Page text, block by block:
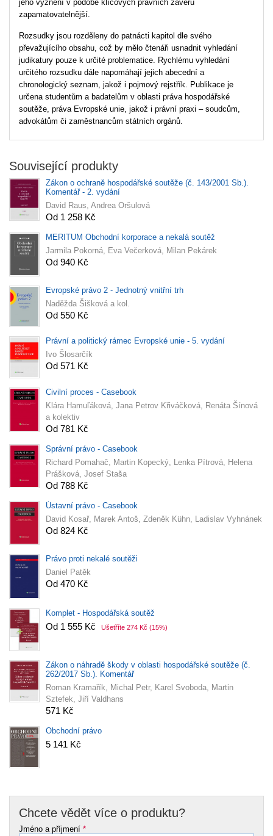
jeho vyznění v podobě klíčových právních závěrů
zapamatovatelnější.
Rozsudky jsou rozděleny do patnácti kapitol dle svého
převažujícího obsahu, což by mělo čtenáři usnadnit vyhledání
judikatury pouze k určité problematice. Rychlému vyhledání
určitého rozsudku dále napomáhají jejich abecední a
chronologický seznam, jakož i pojmový rejstřík. Publikace je
určena studentům a badatelům v oblasti práva hospodářské
soutěže, práva Evropské unie, jakož i právní praxi – soudcům,
advokátům či zaměstnancům státních orgánů.
Související produkty
Zákon o ochraně hospodářské soutěže (č. 143/2001 Sb.).
Komentář - 2. vydání
David Raus, Andrea Oršulová
Od 1 258 Kč
MERITUM Obchodní korporace a nekalá soutěž
Jarmila Pokorná, Eva Večerková, Milan Pekárek
Od 940 Kč
Evropské právo 2 - Jednotný vnitřní trh
Naděžda Šišková a kol.
Od 550 Kč
Právní a politický rámec Evropské unie - 5. vydání
Ivo Šlosarčík
Od 571 Kč
Civilní proces - Casebook
Klára Hamuľáková, Jana Petrov Křiváčková, Renáta Šínová
a kolektiv
Od 781 Kč
Správní právo - Casebook
Richard Pomahač, Martin Kopecký, Lenka Pítrová, Helena
Prášková, Josef Staša
Od 788 Kč
Ústavní právo - Casebook
David Kosař, Marek Antoš, Zdeněk Kühn, Ladislav Vyhnánek
Od 824 Kč
Právo proti nekalé soutěži
Daniel Patěk
Od 470 Kč
Komplet - Hospodářská soutěž
Od 1 555 Kč Ušetříte 274 Kč (15%)
Zákon o náhradě škody v oblasti hospodářské soutěže (č.
262/2017 Sb.). Komentář
Roman Kramařík, Michal Petr, Karel Svoboda, Martin
Sztefek, Jiří Valdhans
571 Kč
Obchodní právo
5 141 Kč
Chcete vědět více o produktu?
Jméno a příjmení *